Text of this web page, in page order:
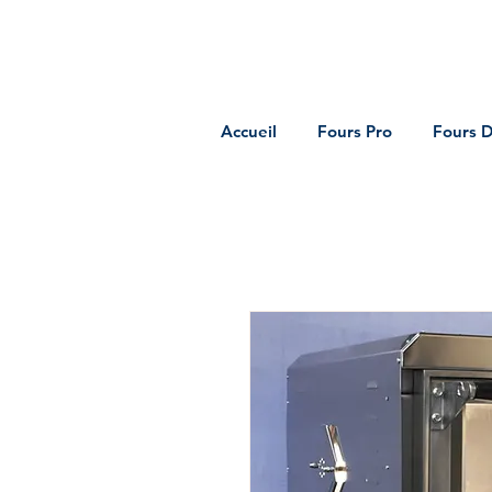
Accueil Fours Pro Fours